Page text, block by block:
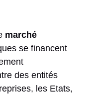
marché
se financent
des entités
les Etats,